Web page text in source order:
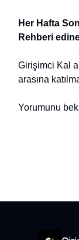
Her Hafta
Rehberi
Girişimci Kal
arasına
Yorumunu